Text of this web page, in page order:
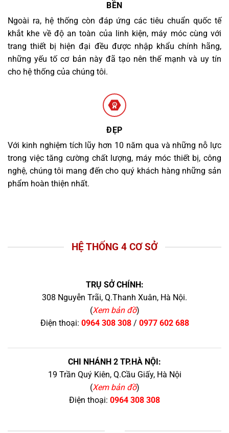
BỀN
Ngoài ra, hệ thống còn đáp ứng các tiêu chuẩn quốc tế
khắt khe về độ an toàn của linh kiện, máy móc cùng với
trang thiết bị hiện đại đều được nhập khẩu chính hãng,
những yếu tố cơ bản này đã tạo nên thế mạnh và uy tín
cho hệ thống của chúng tôi.
ĐẸP
Với kinh nghiệm tích lũy hơn 10 năm qua và những nỗ lực
trong việc tăng cường chất lượng, máy móc thiết bị, công
nghệ, chúng tôi mang đến cho quý khách hàng những sản
phẩm hoàn thiện nhất.
HỆ THỐNG 4 CƠ SỞ
TRỤ SỞ CHÍNH:
308 Nguyễn Trãi, Q.Thanh Xuân, Hà Nội.
(Xem bản đồ)
Điện thoại: 0964 308 308/ 0977 602 688
CHI NHÁNH 2 TP.HÀ NỘI:
19 Trần Quý Kiên, Q.Cầu Giấy, Hà Nội
(Xem bản đồ)
Điện thoại: 0964 308 308